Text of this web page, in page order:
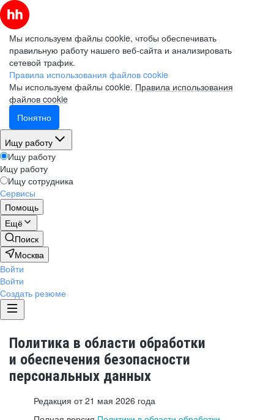
Мы используем файлы cookie, чтобы обеспечивать
правильную работу нашего веб-сайта и анализировать
сетевой трафик.
Правила использования файлов cookie
Мы используем файлы cookie. Правила использования
файлов cookie
Понятно
Ищу работу
Ищу работу
Ищу работу
Ищу сотрудника
Сервисы
Помощь
Ещё
Поиск
Москва
Войти
Войти
Создать резюме
Политика в области обработки
и обеспечения безопасности
персональных данных
Редакция от 21 мая 2026 года